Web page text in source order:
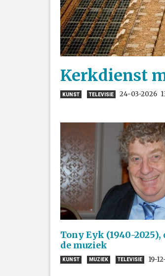
Kerkdienst
KUNST TELEVISIE 24-03-2026
Tony Eyk (1940-
de muziek
KUNST MUZIEK TELEVISIE 19-